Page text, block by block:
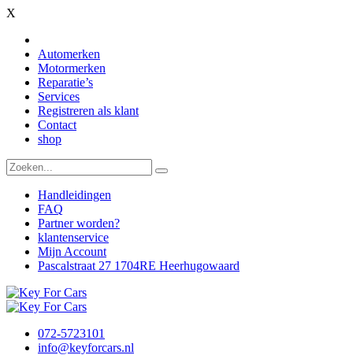
X
Automerken
Motormerken
Reparatie’s
Services
Registreren als klant
Contact
shop
Handleidingen
FAQ
Partner worden?
klantenservice
Mijn Account
Pascalstraat 27 1704RE Heerhugowaard
072-5723101
info@keyforcars.nl